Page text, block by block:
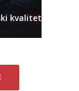
kvalitet